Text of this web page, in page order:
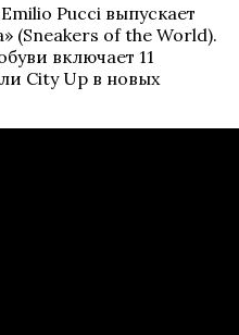
Pucci выпускает
(Sneakers of the World).
включает 11
City Up в новых